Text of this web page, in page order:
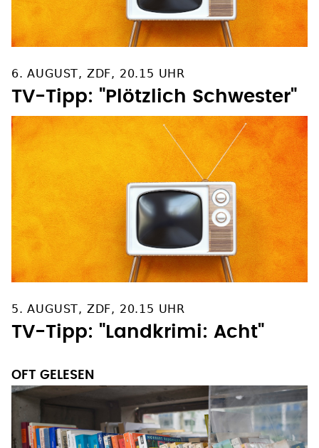
6. AUGUST, ZDF, 20.15 UHR
TV-Tipp: "Plötzlich Schwester"
5. AUGUST, ZDF, 20.15 UHR
TV-Tipp: "Landkrimi: Acht"
OFT GELESEN